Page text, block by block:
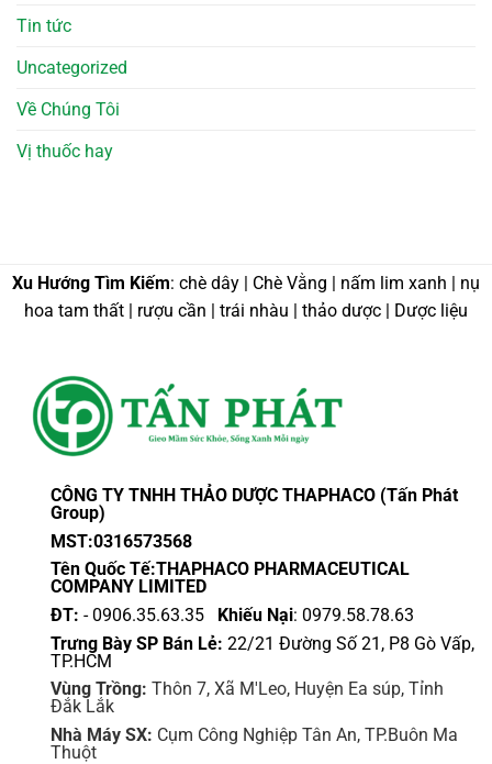
Tin tức
Uncategorized
Về Chúng Tôi
Vị thuốc hay
Xu Hướng Tìm Kiếm: chè dây | Chè Vằng | nấm lim xanh | nụ
hoa tam thất | rượu cần | trái nhàu | thảo dược | Dược liệu
CÔNG TY TNHH THẢO DƯỢC THAPHACO (Tấn Phát
Group)
MST:0316573568
Tên Quốc Tế:THAPHACO PHARMACEUTICAL
COMPANY LIMITED
ĐT: - 0906.35.63.35 Khiếu Nại: 0979.58.78.63
Trưng Bày SP Bán Lẻ: 22/21 Đường Số 21, P8 Gò Vấp,
TP.HCM
Vùng Trồng: Thôn 7, Xã M'Leo, Huyện Ea súp, Tỉnh
Đắk Lắk
Nhà Máy SX: Cụm Công Nghiệp Tân An, TP.Buôn Ma
Thuột